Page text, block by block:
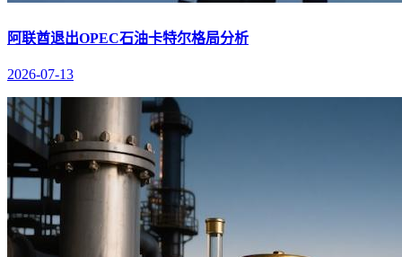
阿联酋退出OPEC石油卡特尔格局分析
2026-07-13